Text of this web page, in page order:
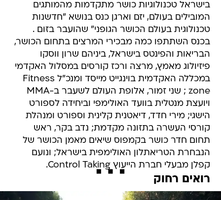
בישראל טכנולוגיות כושר מתקדמות מהמותגים
המובילים בעולם, יזם וארגן כנס בנושא "חדשנות
טכנולוגית בעולם הכושר הגופני" שהועבר בזום .
בכנס השתתפו כמה מבכירי המרצים בתחום הכושר,
הבריאות והפינטס בישראל, ביניהם שרון ווסקו
פיזיולוג מאמץ, מרצה ורכז קורסים במסלול האקדמי
במכללה האקדמית בוינגייט מייסד ומנכ"ל Fitness
zone ; שני זמור, אלופת העולם לשעבר ב-MMA
ויועצת מנטלית בוועד האולימפי וביחידה לספורט
הישגי; מירי חדד, דיאטנית קלינית וספורט ומנהלת
קורסי העשרה בתזונה מקדמת; נדב בקר, ראש
תחום חדר כושר בקמפוס שיאים מאמן הכושר של
הנבחרת הטריאתלון האולימפית בישראל; ונועם
קפלן מבעלי חברת הייעוץ Control Taking.
רואים רחוק